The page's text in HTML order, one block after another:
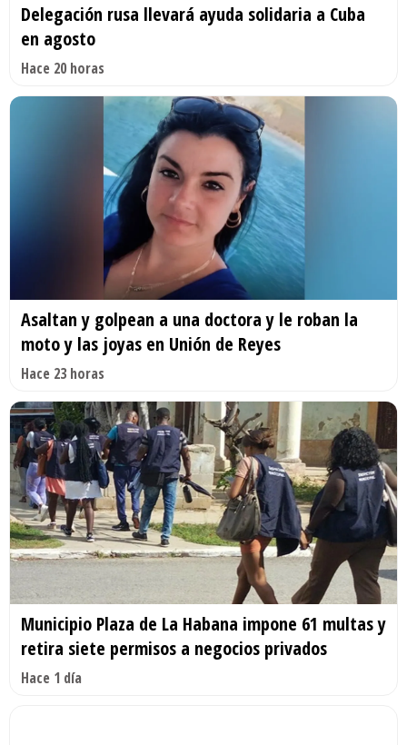
Delegación rusa llevará ayuda solidaria a Cuba
en agosto
Hace 20 horas
Asaltan y golpean a una doctora y le roban la
moto y las joyas en Unión de Reyes
Hace 23 horas
Municipio Plaza de La Habana impone 61 multas y
retira siete permisos a negocios privados
Hace 1 día